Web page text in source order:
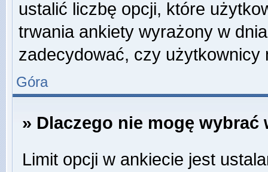
ustalić liczbę opcji, które
trwania ankiety wyrażony w
zadecydować, czy użytkownicy
Góra
» Dlaczego nie mogę wybrać
Limit opcji w ankiecie jest